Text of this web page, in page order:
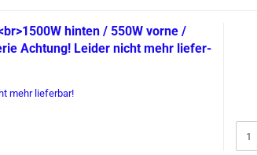
hin­ten / 550W vorne /
Ach­tung! Lei­der nicht mehr lie­fer­
mehr lie­fer­bar!